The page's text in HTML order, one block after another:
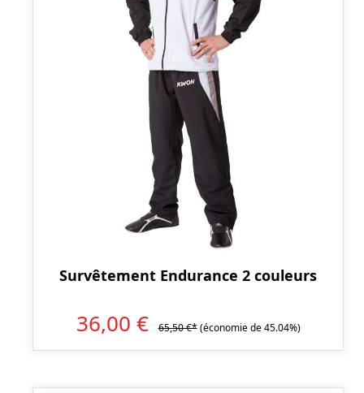
Survêtement Endurance 2 couleurs
36,00 € 65,50 €* (économie de 45.04%)